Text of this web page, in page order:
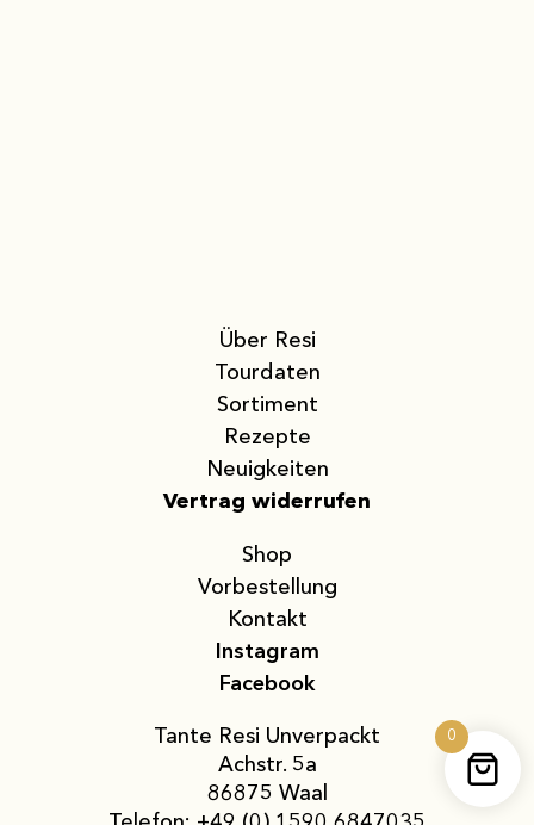
Tante Resi Unverpackt
Achstr. 5a
86875 Waal
Über Resi
Tourdaten
Sortiment
Rezepte
Neuigkeiten
Vertrag widerrufen
Shop
Vor­bestellung
Kontakt
Instagram
Facebook
0